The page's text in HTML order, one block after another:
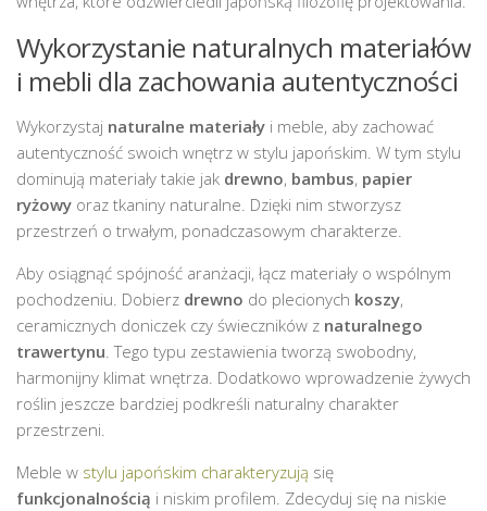
Wykorzystanie naturalnych materiałów
i mebli dla zachowania autentyczności
Wykorzystaj naturalne materiały i meble, aby zachować
autentyczność swoich wnętrz w stylu japońskim. W tym stylu
dominują materiały takie jak drewno, bambus, papier
ryżowy oraz tkaniny naturalne. Dzięki nim stworzysz
przestrzeń o trwałym, ponadczasowym charakterze.
Aby osiągnąć spójność aranżacji, łącz materiały o wspólnym
pochodzeniu. Dobierz drewno do plecionych koszy,
ceramicznych doniczek czy świeczników z naturalnego
trawertynu . Tego typu zestawienia tworzą swobodny,
harmonijny klimat wnętrza. Dodatkowo wprowadzenie żywych
roślin jeszcze bardziej podkreśli naturalny charakter
przestrzeni.
Meble w stylu japońskim charakteryzują się
funkcjonalnością i niskim profilem. Zdecyduj się na niskie